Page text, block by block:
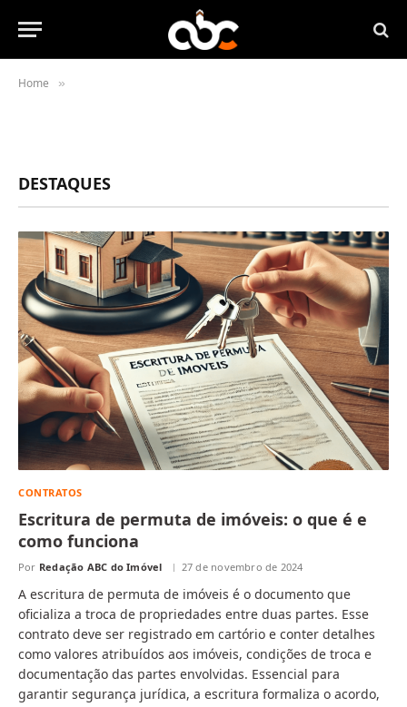
Home »
DESTAQUES
CONTRATOS
Escritura de permuta de imóveis: o que é e
como funciona
Por Redação ABC do Imóvel 27 de novembro de 2024
A escritura de permuta de imóveis é o documento que
oficializa a troca de propriedades entre duas partes. Esse
contrato deve ser registrado em cartório e conter detalhes
como valores atribuídos aos imóveis, condições de troca e
documentação das partes envolvidas. Essencial para
garantir segurança jurídica, a escritura formaliza o acordo,